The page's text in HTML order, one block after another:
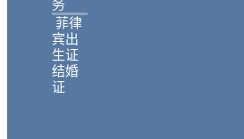
务
菲律
宾出
生证
结婚
证